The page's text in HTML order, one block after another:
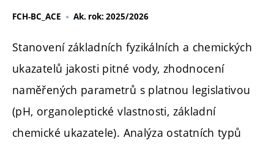
FCH-BC_ACE Ak. rok: 2025/2026
Stanovení základních fyzikálních a chemických
ukazatelů jakosti pitné vody, zhodnocení
naměřených parametrů s platnou legislativou
(pH, organoleptické vlastnosti, základní
chemické ukazatele). Analýza ostatních typů